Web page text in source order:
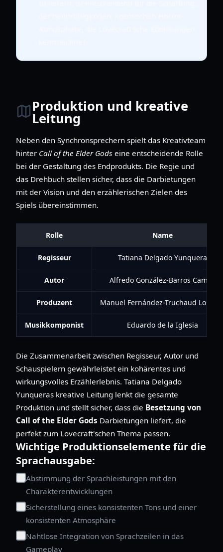
Produktion und kreative
Leitung
Neben den Synchronsprechern spielt das Kreativteam
hinter Call of the Elder Gods eine entscheidende Rolle
bei der Gestaltung des Endprodukts. Die Regie und
das Drehbuch stellen sicher, dass die Darbietungen
mit der Vision und den erzählerischen Zielen des
Spiels übereinstimmen.
Rolle Name
Regisseur Tatiana Delgado Yunquera
Autor Alfredo González-Barros Camba
Produzent Manuel Fernández-Truchaud
Musikkomponist Eduardo de la Iglesia
Die Zusammenarbeit zwischen Regisseur, Autor und
Schauspielern gewährleistet ein kohärentes und
wirkungsvolles Erzählerlebnis. Tatiana Delgado
Yunqueras kreative Leitung lenkt die gesamte
Produktion und stellt sicher, dass die Besetzung von
Call of the Elder Gods Darbietungen liefert, die
perfekt zum Lovecraft'schen Thema passen.
Wichtige Produktionselemente für die
Sprachausgabe:
Abstimmung der Sprachleistungen mit den
Charakterentwicklungen
Sicherstellung eines konsistenten Tons und einer
konsistenten Atmosphäre
Nahtlose Integration von Sprachzeilen in das
Gameplay